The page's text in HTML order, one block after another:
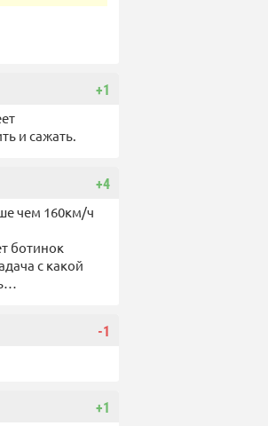
+1
и сажать.
+4
чем 160км/ч
ботинок
с какой
-1
+1